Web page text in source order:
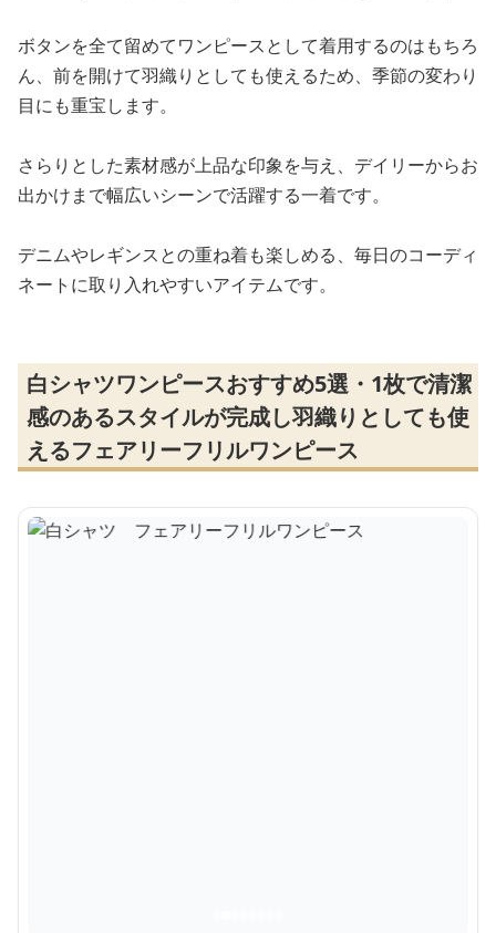
ボタンを全て留めてワンピースとして着用するのはもちろ
ん、前を開けて羽織りとしても使えるため、季節の変わり
目にも重宝します。
さらりとした素材感が上品な印象を与え、デイリーからお
出かけまで幅広いシーンで活躍する一着です。
デニムやレギンスとの重ね着も楽しめる、毎日のコーディ
ネートに取り入れやすいアイテムです。
白シャツワンピースおすすめ5選・1枚で清潔
感のあるスタイルが完成し羽織りとしても使
えるフェアリーフリルワンピース